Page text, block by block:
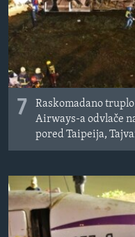
7
Raskomadano
Airways-a odvlače
pored Taipeija,